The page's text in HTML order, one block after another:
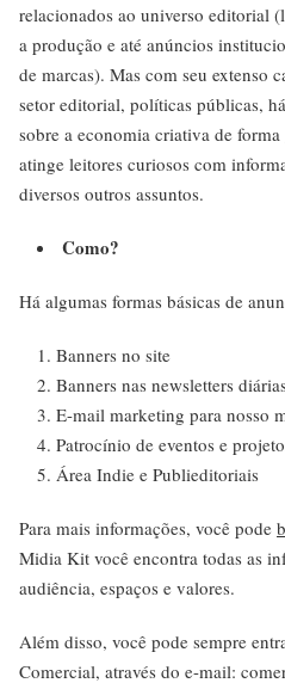
relacionados ao universo editorial
a produção e até anúncios
de marcas). Mas com seu extenso
setor editorial, políticas públicas,
sobre a economia criativa de
atinge leitores curiosos com
diversos outros assuntos.
Como?
Há algumas formas básicas de
Banners no site
Banners nas newsletters
E-mail marketing para nosso
Patrocínio de eventos e
Área Indie e Publieditoriais
Para mais informações, você pode
Midia Kit você encontra todas as
audiência, espaços e valores.
Além disso, você pode sempre
Comercial, através do e-mail: